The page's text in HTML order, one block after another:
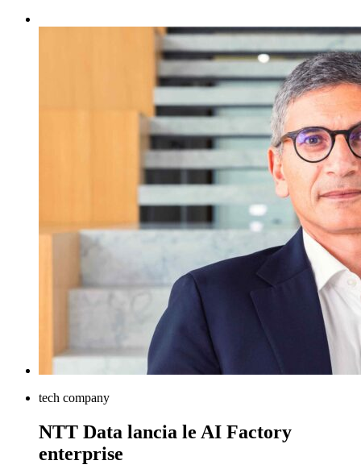
tech company
NTT Data lancia le AI Factory
enterprise